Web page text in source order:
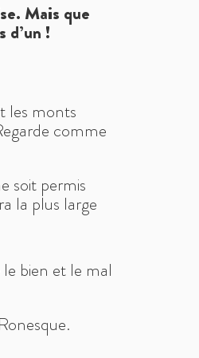
Mais que
d’un !
les monts
comme
soit permis
la plus large
bien et le mal